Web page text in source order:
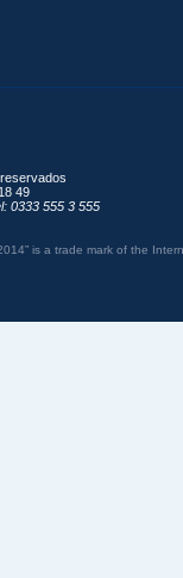
49
0333 555 3 555
is a trade mark of the